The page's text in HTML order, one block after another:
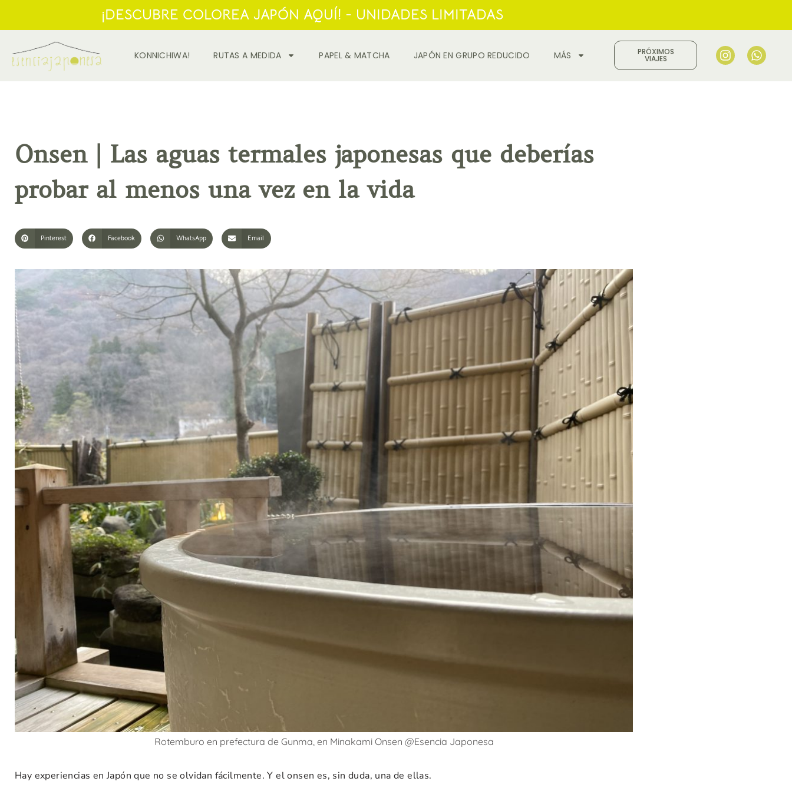
KONNICHIWA! RUTAS A MEDIDA PAPEL & MATCHA JAPÓN EN GRUPO REDUCIDO MÁS PRÓXIMOS
VIAJES
Onsen | Las aguas termales japonesas que deberías
probar al menos una vez en la vida
Pinterest Facebook WhatsApp Email
Rotemburo en prefectura de Gunma, en Minakami Onsen @Esencia Japonesa
Hay experiencias en Japón que no se olvidan fácilmente. Y el onsen es, sin duda, una de ellas.
¡DESCUBRE COLOREA JAPÓN AQUÍ! - UNIDADES LIMITADAS